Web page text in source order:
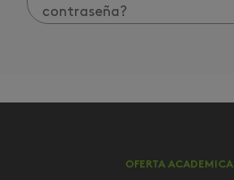
contraseña?
OFERTA ACADEMICA